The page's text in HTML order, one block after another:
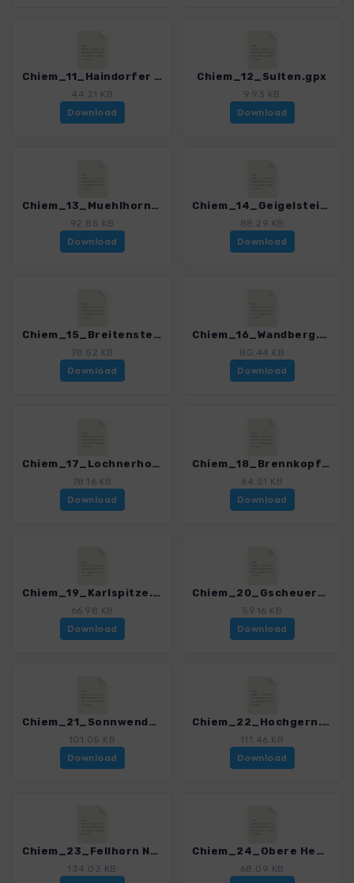
Chiem_11_Haindorfer Berg.gpx
44.21 KB
Download
Chiem_12_Sulten.gpx
9.93 KB
Download
Chiem_13_Muehlhornwand.gpx
92.85 KB
Download
Chiem_14_Geigelstein.gpx
88.29 KB
Download
Chiem_15_Breitenstein.gpx
78.52 KB
Download
Chiem_16_Wandberg.gpx
80.44 KB
Download
Chiem_17_Lochnerhorn.gpx
78.16 KB
Download
Chiem_18_Brennkopf.gpx
64.51 KB
Download
Chiem_19_Karlspitze.gpx
66.98 KB
Download
Chiem_20_Gscheuerwand.gpx
59.16 KB
Download
Chiem_21_Sonnwendkoepfl.gpx
101.05 KB
Download
Chiem_22_Hochgern.gpx
111.46 KB
Download
Chiem_23_Fellhorn Nord.gpx
134.03 KB
Chiem_24_Obere Hemmersuppenalm.gpx
68.09 KB